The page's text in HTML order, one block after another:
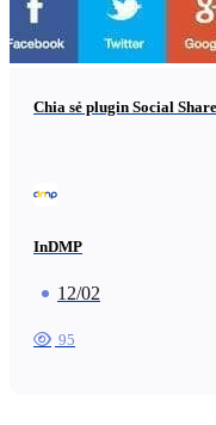
Chia sẻ plugin Social
InDMP
12/02
95